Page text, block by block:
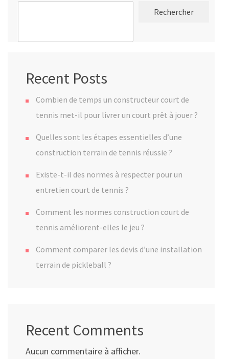
Rechercher
Recent Posts
Combien de temps un constructeur court de
tennis met-il pour livrer un court prêt à jouer ?
Quelles sont les étapes essentielles d’une
construction terrain de tennis réussie ?
Existe-t-il des normes à respecter pour un
entretien court de tennis ?
Comment les normes construction court de
tennis améliorent-elles le jeu ?
Comment comparer les devis d’une installation
terrain de pickleball ?
Recent Comments
Aucun commentaire à afficher.